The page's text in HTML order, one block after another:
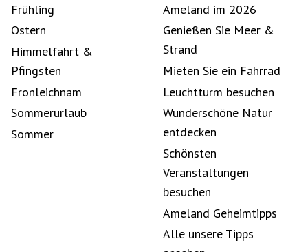
Frühling
Ostern
Himmelfahrt &
Pfingsten
Fronleichnam
Sommerurlaub
Sommer
Ameland im 2026
Genießen Sie Meer &
Strand
Mieten Sie ein Fahrrad
Leuchtturm besuchen
Wunderschöne Natur
entdecken
Schönsten
Veranstaltungen
besuchen
Ameland Geheimtipps
Alle unsere Tipps